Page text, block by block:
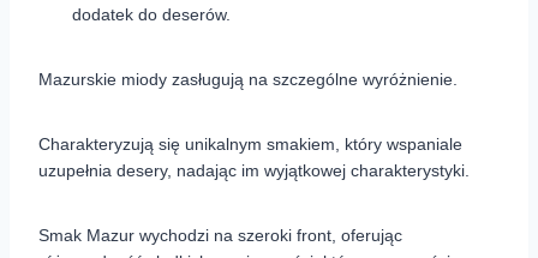
dodatek do deserów.
Mazurskie miody zasługują na szczególne wyróżnienie.
Charakteryzują się unikalnym smakiem, który wspaniale
uzupełnia desery, nadając im wyjątkowej charakterystyki.
Smak Mazur wychodzi na szeroki front, oferując